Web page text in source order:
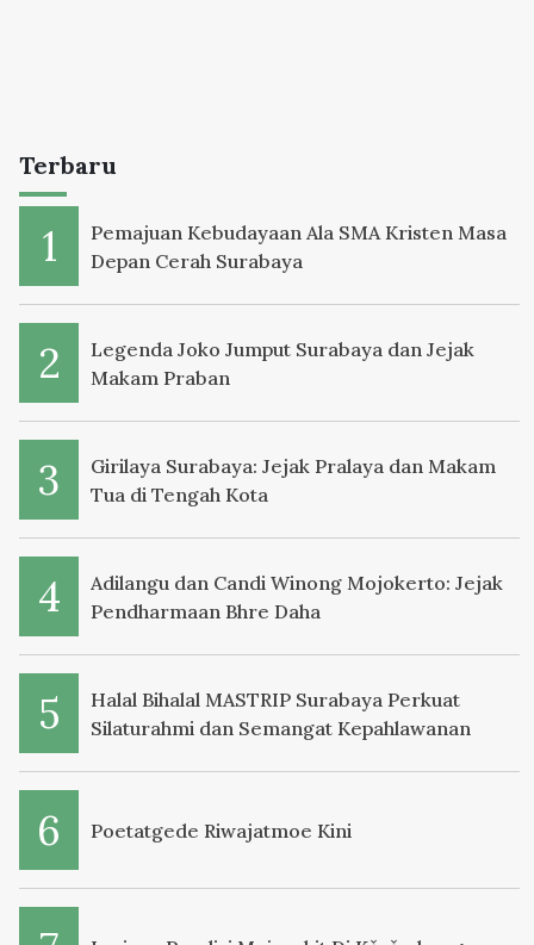
Terbaru
Pemajuan Kebudayaan Ala SMA Kristen Masa
Depan Cerah Surabaya
Legenda Joko Jumput Surabaya dan Jejak
Makam Praban
Girilaya Surabaya: Jejak Pralaya dan Makam
Tua di Tengah Kota
Adilangu dan Candi Winong Mojokerto: Jejak
Pendharmaan Bhre Daha
Halal Bihalal MASTRIP Surabaya Perkuat
Silaturahmi dan Semangat Kepahlawanan
Poetatgede Riwajatmoe Kini